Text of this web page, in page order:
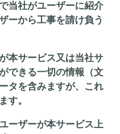
当社がユーザーに紹介
ーから工事を請け負う
本サービス又は当社サ
できる一切の情報（文
タを含みますが、これ
す。
ユーザーが本サービス上